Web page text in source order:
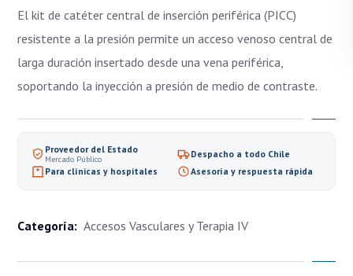
El kit de catéter central de inserción periférica (PICC)
resistente a la presión permite un acceso venoso central de
larga duración insertado desde una vena periférica,
soportando la inyección a presión de medio de contraste.
Proveedor del Estado
Mercado Público
Despacho a todo Chile
Para clínicas y hospitales
Asesoría y respuesta rápida
Categoría: Accesos Vasculares y Terapia IV